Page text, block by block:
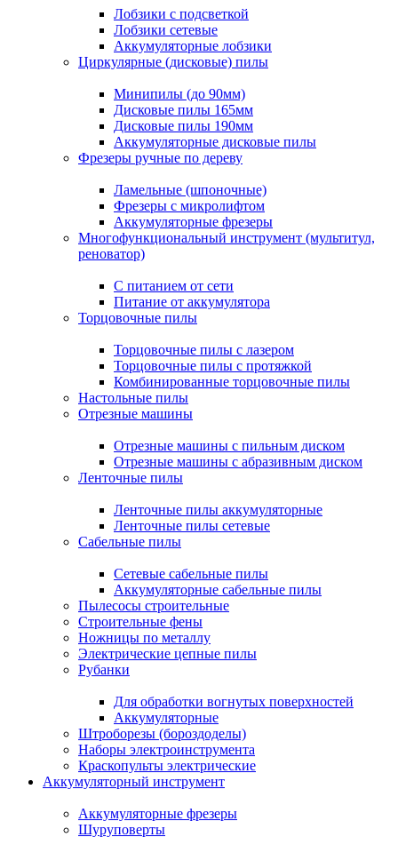
Лобзики с подсветкой
Лобзики сетевые
Аккумуляторные лобзики
Циркулярные (дисковые) пилы
Минипилы (до 90мм)
Дисковые пилы 165мм
Дисковые пилы 190мм
Аккумуляторные дисковые пилы
Фрезеры ручные по дереву
Ламельные (шпоночные)
Фрезеры с микролифтом
Аккумуляторные фрезеры
Многофункциональный инструмент (мультитул,
реноватор)
С питанием от сети
Питание от аккумулятора
Торцовочные пилы
Торцовочные пилы с лазером
Торцовочные пилы с протяжкой
Комбинированные торцовочные пилы
Настольные пилы
Отрезные машины
Отрезные машины с пильным диском
Отрезные машины с абразивным диском
Ленточные пилы
Ленточные пилы аккумуляторные
Ленточные пилы сетевые
Сабельные пилы
Сетевые сабельные пилы
Аккумуляторные сабельные пилы
Пылесосы строительные
Строительные фены
Ножницы по металлу
Электрические цепные пилы
Рубанки
Для обработки вогнутых поверхностей
Аккумуляторные
Штроборезы (бороздоделы)
Наборы электроинструмента
Краскопульты электрические
Аккумуляторный инструмент
Аккумуляторные фрезеры
Шуруповерты